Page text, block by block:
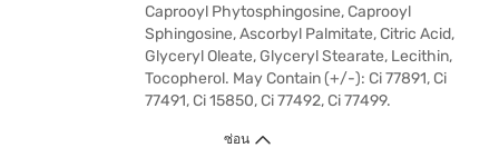
Caprooyl Phytosphingosine, Caprooyl
Sphingosine, Ascorbyl Palmitate, Citric Acid,
Glyceryl Oleate, Glyceryl Stearate, Lecithin,
Tocopherol. May Contain (+/-): Ci 77891, Ci
77491, Ci 15850, Ci 77492, Ci 77499.
ซ่อน